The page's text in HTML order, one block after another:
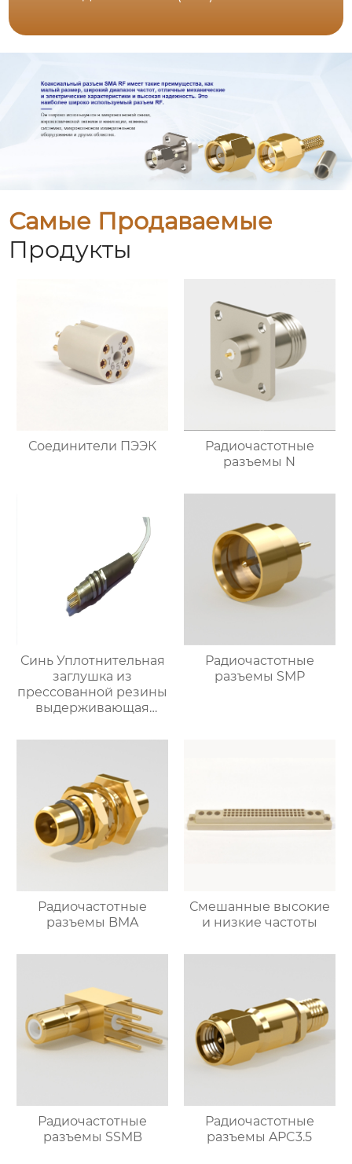
Самые Продаваемые
Продукты
Соединители ПЭЭК
Радиочастотные
разъемы N
Синь Уплотнительная
заглушка из
прессованной резины
выдерживающая
Радиочастотные
разъемы SMP
Радиочастотные
разъемы BMA
Смешанные высокие
и низкие частоты
Радиочастотные
разъемы SSMB
Радиочастотные
разъемы APC3.5